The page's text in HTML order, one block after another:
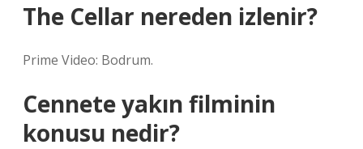
The Cellar nereden izlenir?
Prime Video: Bodrum.
Cennete yakın filminin
konusu nedir?